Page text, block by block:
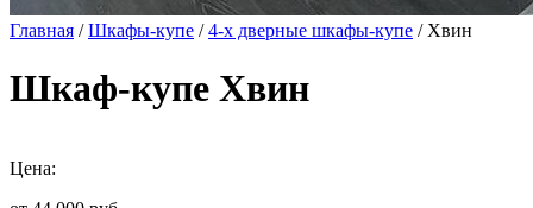
Главная /Шкафы-купе /4-х дверные шкафы-купе / Хвин
Шкаф-купе Хвин
Цена: